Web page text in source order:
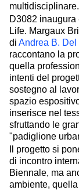
multidisciplinare.
D3082
Life. Margaux
di Andrea B. Del
raccontano la
quella
intenti del
sostegno al
spazio
inserisce nel
sfruttando le
"padiglione
Il progetto si
di incontro
Biennale, ma
ambiente,